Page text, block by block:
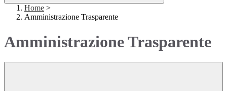
Home >
Amministrazione Trasparente
Amministrazione Trasparente